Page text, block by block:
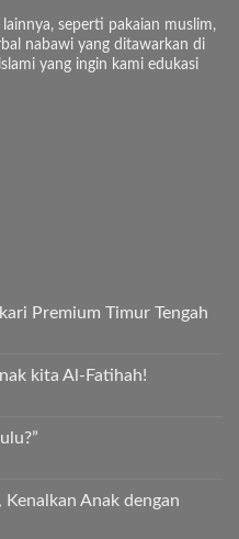
seperti pakaian muslim,
nabawi yang ditawarkan di
yang ingin kami edukasi
Premium Timur Tengah
kita Al-Fatihah!
Anak dengan